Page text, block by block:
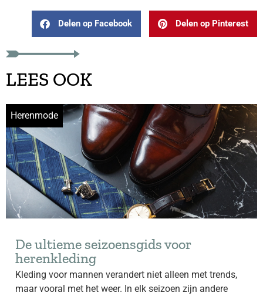
Delen op Facebook Delen op Pinterest
LEES OOK
Herenmode
De ultieme seizoensgids voor
herenkleding
Kleding voor mannen verandert niet alleen met trends,
maar vooral met het weer. In elk seizoen zijn andere